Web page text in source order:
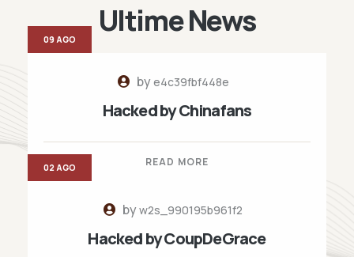
Ultime News
bye4c39fbf448e
Hacked by Chinafans
READ MORE
09 AGO
byw2s_990195b961f2
Hacked by CoupDeGrace
02 AGO